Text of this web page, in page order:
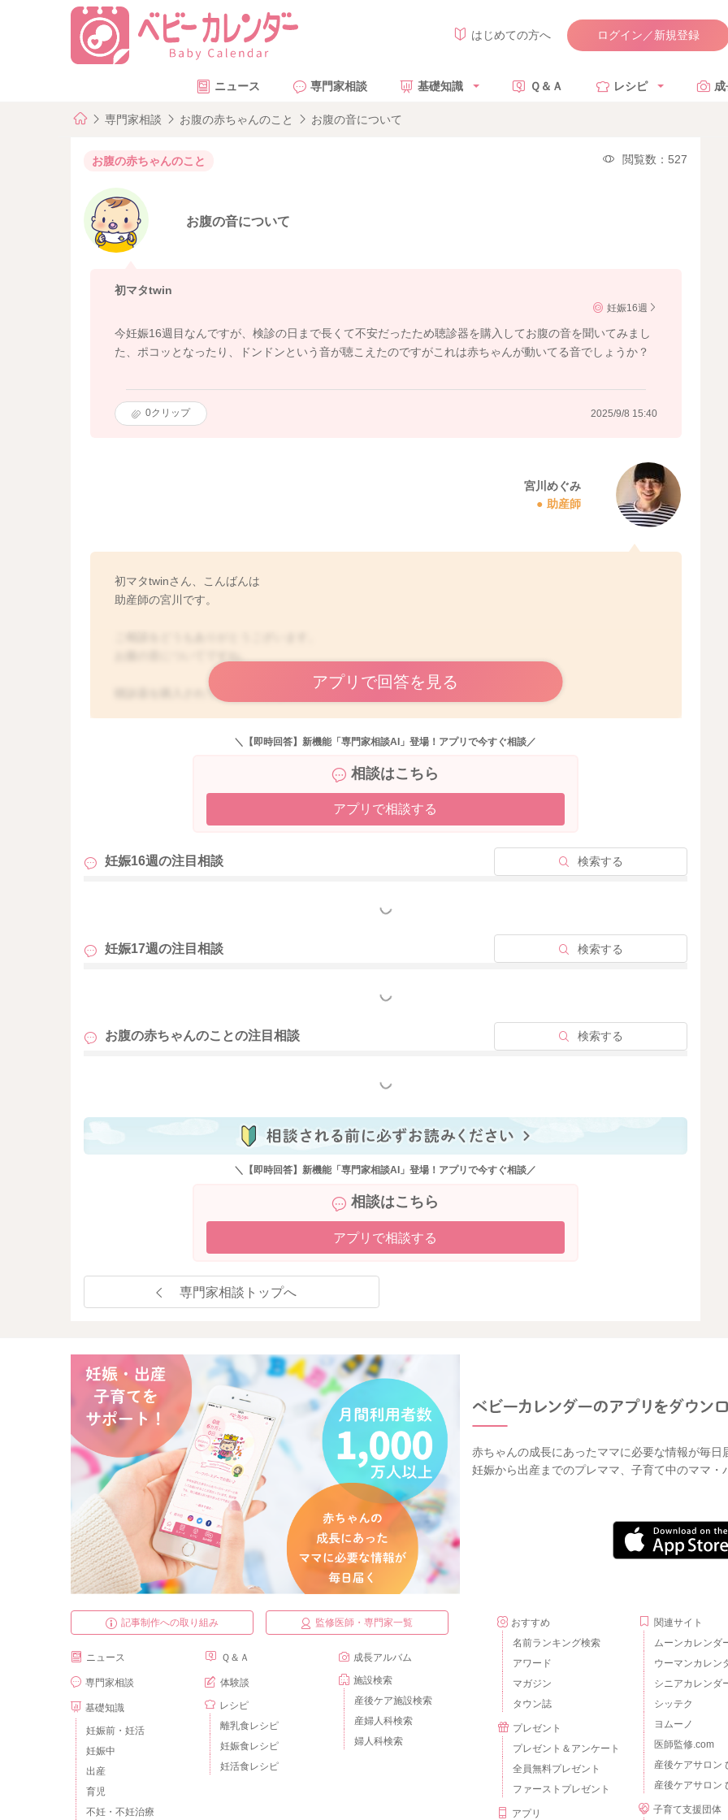
はじめての方へ ログイン／新規登録
ニュース 専門家相談 基礎知識 Ｑ＆Ａ レシピ
専門家相談 お腹の赤ちゃんのこと お腹の音について
お腹の赤ちゃんのこと 閲覧数：527
お腹の音について
初マタtwin
妊娠16週
今妊娠16週目なんですが、検診の日まで長くて不安だったため聴診器を購入してお腹の音を聞いてみまし
た、ポコッとなったり、ドンドンという音が聴こえたのですがこれは赤ちゃんが動いてる音でしょうか？
0クリップ 2025/9/8 15:40
宮川めぐみ
助産師
初マタtwinさん、こんばんは
助産師の宮川です。
聴診器を購入されていたのですね。
アプリで回答を見る
＼【即時回答】新機能「専門家相談AI」登場！アプリで今すぐ相談／
相談はこちら
アプリで相談する
妊娠16週の注目相談 検索する
もっと見る
妊娠17週の注目相談 検索する
もっと見る
お腹の赤ちゃんのことの注目相談 検索する
もっと見る
＼【即時回答】新機能「専門家相談AI」登場！アプリで今すぐ相談／
相談はこちら
アプリで相談する
専門家相談トップへ
赤ちゃんの成長にあったママに必要な情報が毎日
妊娠から出産までのプレママ、子育て中のママ
記事制作への取り組み 監修医師・専門家一覧
ニュース
専門家相談
基礎知識
妊娠前・妊活
妊娠中
出産
育児
不妊・不妊治療
Ｑ＆Ａ
体験談
レシピ
離乳食レシピ
妊娠食レシピ
妊活食レシピ
成長アルバム
施設検索
産後ケア施設検索
産婦人科検索
婦人科検索
おすすめ
名前ランキング検索
アワード
マガジン
タウン誌
プレゼント
プレゼント＆アンケート
全員無料プレゼント
ファーストプレゼント
アプリ
関連サイト
ムーンカレンダ
ウーマンカレン
シニアカレンダ
シッテク
ヨムーノ
医師監修.com
産後ケアサロン
産後ケアサロン
子育て支援団体